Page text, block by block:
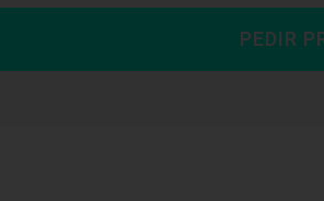
PEDIR